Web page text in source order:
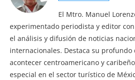
El Mtro. Manuel
experimentado periodista y editor
el análisis y difusión de noticias
internacionales. Destaca su profundo
acontecer centroamericano y
especial en el sector turístico de